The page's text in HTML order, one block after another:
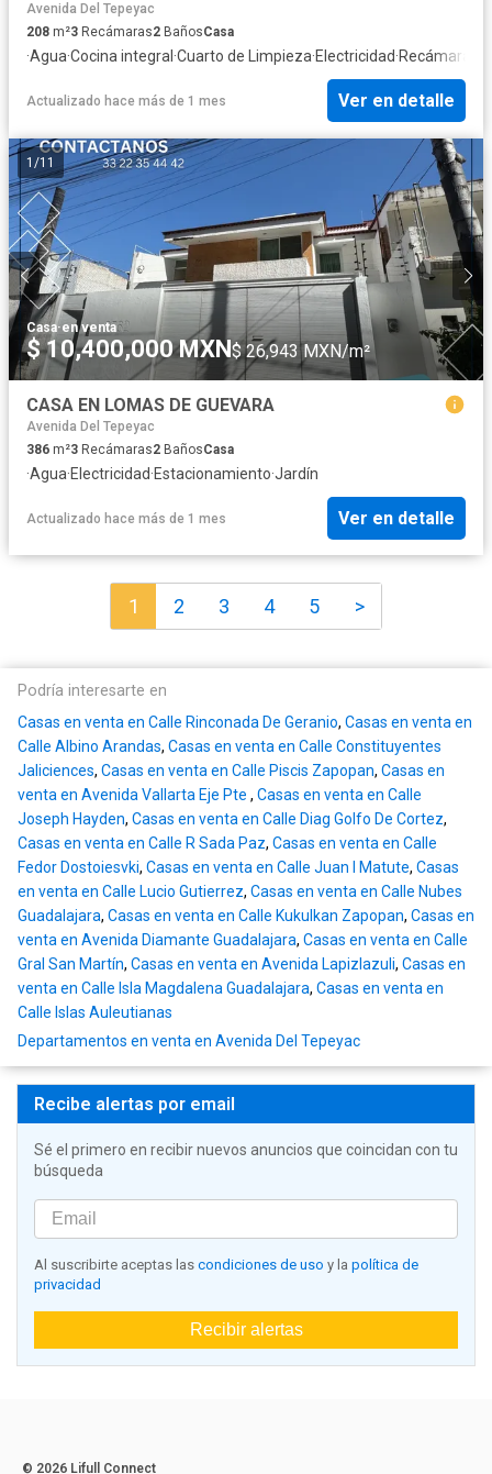
Avenida Del Tepeyac
208 m²3 Recámaras2 BañosCasa
·Agua·Cocina integral ·Cuarto de Limpieza·Electricidad·Recámara
Actualizado hace más de 1 mes Ver en detalle
1 /11
Casa·en venta
$ 10,400,000 MXN$ 26,943 MXN/m²
CASA EN LOMAS DE GUEVARA
Avenida Del Tepeyac
386 m²3 Recámaras2 BañosCasa
·Agua·Electricidad·Estacionamiento·Jardín
Actualizado hace más de 1 mes Ver en detalle
1 2 3 4 5 >
Podría interesarte en
Casas en venta en Calle Rinconada De Geranio, Casas en venta en
Calle Albino Arandas, Casas en venta en Calle Constituyentes
Jaliciences, Casas en venta en Calle Piscis Zapopan, Casas en
venta en Avenida Vallarta Eje Pte , Casas en venta en Calle
Joseph Hayden, Casas en venta en Calle Diag Golfo De Cortez,
Casas en venta en Calle R Sada Paz, Casas en venta en Calle
Fedor Dostoiesvki, Casas en venta en Calle Juan I Matute, Casas
en venta en Calle Lucio Gutierrez, Casas en venta en Calle Nubes
Guadalajara, Casas en venta en Calle Kukulkan Zapopan, Casas en
venta en Avenida Diamante Guadalajara, Casas en venta en Calle
Gral San Martín, Casas en venta en Avenida Lapizlazuli, Casas en
venta en Calle Isla Magdalena Guadalajara, Casas en venta en
Calle Islas Auleutianas
Departamentos en venta en Avenida Del Tepeyac
Recibe alertas por email
Sé el primero en recibir nuevos anuncios que coincidan con tu
búsqueda
Al suscribirte aceptas las condiciones de uso y la política de
privacidad
Recibir alertas
© 2026 Lifull Connect